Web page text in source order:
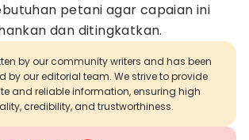
petani agar capaian ini
dan ditingkatkan.
by our community writers and has been
by our editorial team. We strive to provide
and reliable information, ensuring high
credibility, and trustworthiness.